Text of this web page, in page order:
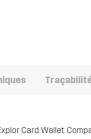
Card Wallet.